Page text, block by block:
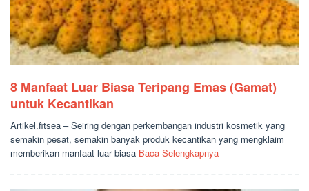
8 Manfaat Luar Biasa Teripang Emas (Gamat)
untuk Kecantikan
Artikel.fitsea – Seiring dengan perkembangan industri kosmetik yang
semakin pesat, semakin banyak produk kecantikan yang mengklaim
memberikan manfaat luar biasa Baca Selengkapnya